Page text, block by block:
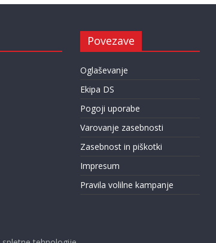
Povezave
Oglaševanje
Ekipa DS
Pogoji uporabe
Varovanje zasebnosti
Zasebnost in piškotki
Impresum
Pravila volilne kampanje